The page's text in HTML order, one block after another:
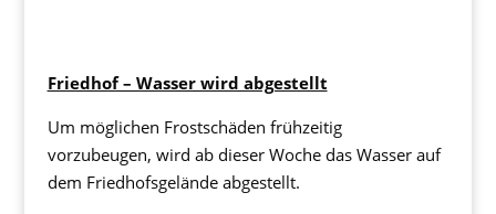
Friedhof – Wasser wird abgestellt
Um möglichen Frostschäden frühzeitig
vorzubeugen, wird ab dieser Woche das Wasser auf
dem Friedhofsgelände abgestellt.